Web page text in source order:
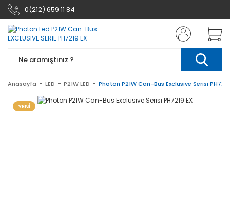
0(212) 659 11 84
Anasayfa LED P21W LED Photon P21W Can-Bus Exclusive Serisi
YENİ